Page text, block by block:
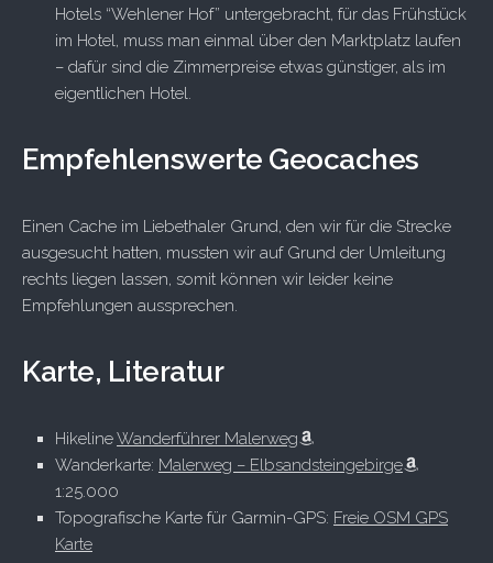
Hotels “Wehlener Hof” untergebracht, für das Frühstück
im Hotel, muss man einmal über den Marktplatz laufen
– dafür sind die Zimmerpreise etwas günstiger, als im
eigentlichen Hotel.
Empfehlenswerte Geocaches
Einen Cache im Liebethaler Grund, den wir für die Strecke
ausgesucht hatten, mussten wir auf Grund der Umleitung
rechts liegen lassen, somit können wir leider keine
Empfehlungen aussprechen.
Karte, Literatur
HikelineWanderführer Malerweg
Wanderkarte: Malerweg – Elbsandsteingebirge
1:25.000
Topografische Karte für Garmin-GPS: Freie OSM GPS
Karte